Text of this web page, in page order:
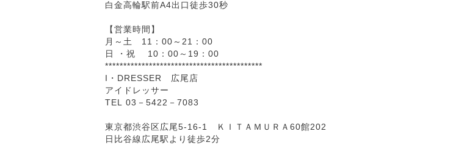
白金高輪駅前A4出口徒歩30秒
【営業時間】
月～土 11：00～21：00
日 ・祝 10：00～19：00
*******************************************
I・DRESSER 広尾店
アイドレッサー
TEL 03－5422－7083
東京都渋谷区広尾5-16-1 ＫＩＴＡＭＵＲＡ60館202
日比谷線広尾駅より徒歩2分